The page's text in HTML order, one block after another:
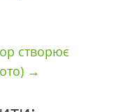
створює
→